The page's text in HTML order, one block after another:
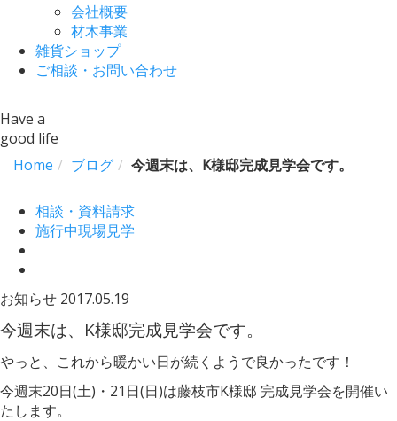
会社概要
材木事業
雑貨ショップ
ご相談・お問い合わせ
Have a
good life
Home
ブログ 今週末は、K様邸完成見学会です。
相談・資料請求
施行中現場見学
お知らせ 2017.05.19
今週末は、K様邸完成見学会です。
やっと、これから暖かい日が続くようで良かったです！
今週末20日(土)・21日(日)は藤枝市K様邸 完成見学会を開催い
たします。